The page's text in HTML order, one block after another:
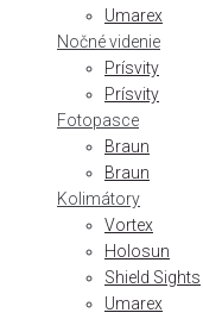
Umarex
Nočné videnie
Prísvity
Prísvity
Fotopasce
Braun
Braun
Kolimátory
Vortex
Holosun
Shield Sights
Umarex